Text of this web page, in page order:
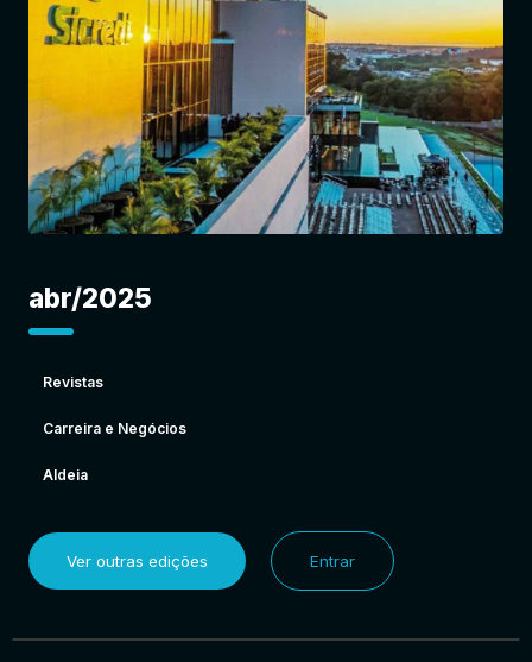
Entrar
abr/2025
Revistas
Carreira e Negócios
Aldeia
Ver outras edições Entrar